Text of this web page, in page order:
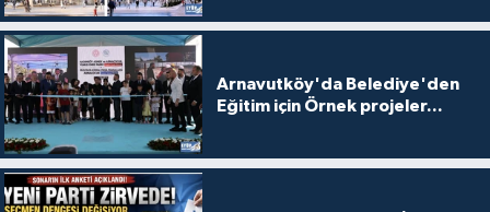
Arnavutköy'da Belediye'den
Eğitim için Örnek projeler...